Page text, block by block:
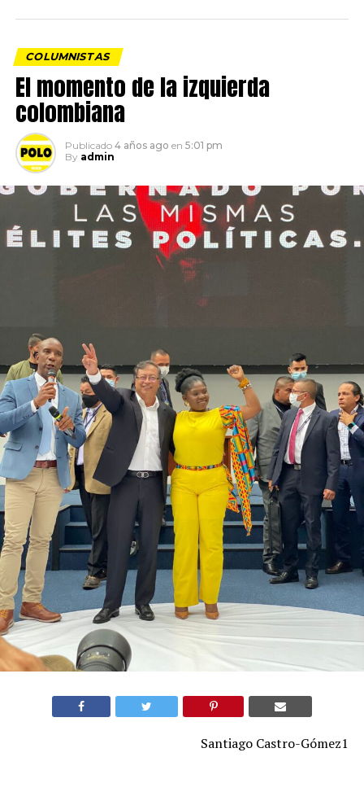
COLUMNISTAS
El momento de la izquierda
colombiana
Publicado 4 años ago en 5:01 pm
By admin
Santiago Castro-Gómez1